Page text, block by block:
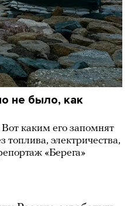
не было, как
каким его запомнят
топлива, электричества,
«Берега»